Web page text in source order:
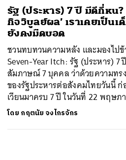
รัฐ (ประหาร) 7 ปี มีดีกี่หน
กิจวิบูลย์ผล’ เราเคยเป็น
ยังคงมืดบอด
ชวนทบทวนความหลัง และมองไป
Seven-Year Itch: รัฐ (ประหาร)
สัมภาษณ์ 7 บุคคล ว่าด้วยความทร
ของรัฐประหารต่อสังคมไทยวันนี้ ก่
เวียนมาครบ 7 ปี ในวันที่ 22 พฤษภ
โดย กฤตนัย จงไกรจักร